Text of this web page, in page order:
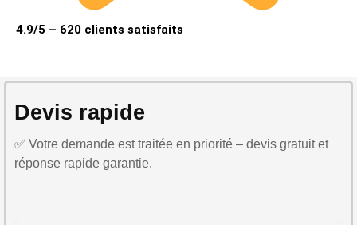
4.9/5 – 620 clients satisfaits
Devis rapide
✅ Votre demande est traitée en priorité – devis gratuit et
réponse rapide garantie.